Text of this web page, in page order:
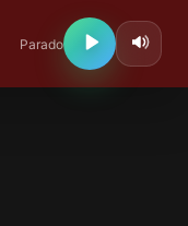
Parado